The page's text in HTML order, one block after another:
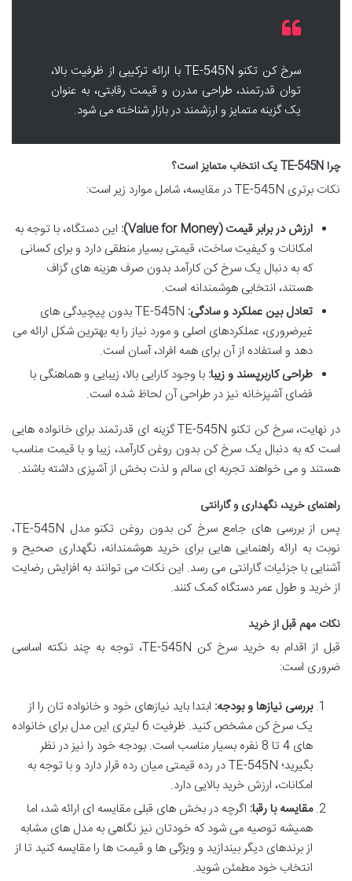
سرخ کن تکنو TE-545N با ارائه ترکیبی از ظرفیت بالا،
توان قدرتمند، طراحی مدرن و قیمت رقابتی، به عنوان
یک گزینه متمایز و ارزشمند در بازار شناخته می شود.
چرا TE-545N یک انتخاب متمایز است؟
نکات برتری TE-545N در مقایسه، شامل موارد زیر است:
ارزش در برابر قیمت (Value for Money):
این دستگاه، با توجه به
امکانات و کیفیت ساخت، قیمتی بسیار منطقی دارد و برای کسانی
که به دنبال یک سرخ کن کارآمد بدون صرف هزینه های گزاف
هستند، انتخابی هوشمندانه است.
تعادل بین عملکرد و سادگی:
TE-545N بدون پیچیدگی های
غیرضروری، عملکردهای اصلی و مورد نیاز را به بهترین شکل ارائه می
دهد و استفاده از آن برای همه افراد، آسان است.
طراحی کاربرپسند و زیبا: با وجود کارایی بالا، زیبایی و هماهنگی با
فضای آشپزخانه نیز در طراحی آن لحاظ شده است.
در نهایت، سرخ کن تکنو TE-545N گزینه ای قدرتمند برای خانواده هایی
است که به دنبال یک سرخ کن بدون روغن کارآمد، زیبا و با قیمت مناسب
هستند و می خواهند تجربه ای سالم و لذت بخش از آشپزی داشته باشند.
راهنمای خرید، نگهداری و گارانتی
پس از بررسی های جامع سرخ کن بدون روغن تکنو مدل TE-545N،
نوبت به ارائه راهنمایی هایی برای خرید هوشمندانه، نگهداری صحیح و
آشنایی با جزئیات گارانتی می رسد. این نکات می توانند به افزایش رضایت
از خرید و طول عمر دستگاه کمک کنند.
نکات مهم قبل از خرید
قبل از اقدام به خرید سرخ کن TE-545N، توجه به چند نکته اساسی
ضروری است:
بررسی نیازها و بودجه: ابتدا باید نیازهای خود و خانواده تان را از
یک سرخ کن مشخص کنید. ظرفیت 6 لیتری این مدل برای خانواده
های 4 تا 8 نفره بسیار مناسب است. بودجه خود را نیز در نظر
بگیرید؛ TE-545N در رده قیمتی میان رده قرار دارد و با توجه به
امکانات، ارزش خرید بالایی دارد.
مقایسه با رقبا: اگرچه در بخش های قبلی مقایسه ای ارائه شد، اما
همیشه توصیه می شود که خودتان نیز نگاهی به مدل های مشابه
از برندهای دیگر بیندازید و ویژگی ها و قیمت ها را مقایسه کنید تا از
انتخاب خود مطمئن شوید.